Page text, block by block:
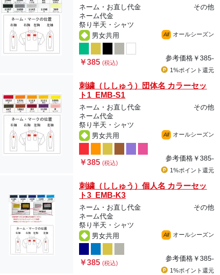
ネーム・お直し代金
その他
ネーム代金
祭り半天・シャツ
男女共用
All オールシーズン
￥385(税込)
参考価格￥385-
1%ポイント 還元
刺繍（ししゅう）団体名 カラーセッ
ト1 EMB-S1
ネーム・お直し代金
その他
ネーム代金
祭り半天・シャツ
男女共用
All オールシーズン
￥385(税込)
参考価格￥385-
1%ポイント 還元
刺繍（ししゅう）個人名 カラーセッ
ト3 EMB-K3
ネーム・お直し代金
その他
ネーム代金
祭り半天・シャツ
男女共用
All オールシーズン
￥385(税込)
参考価格￥385-
1%ポイント 還元